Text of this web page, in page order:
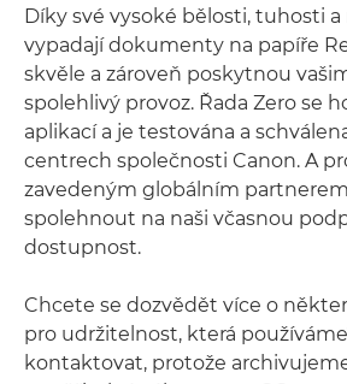
Díky své vysoké bělosti, tuhosti
vypadají dokumenty na papíře
skvěle a zároveň poskytnou
spolehlivý provoz. Řada Zero se
aplikací a je testována a
centrech společnosti Canon. A
zavedeným globálním
spolehnout na naši včasnou
dostupnost.
Chcete se dozvědět více o
pro udržitelnost, která
kontaktovat, protože